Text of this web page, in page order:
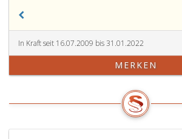
für
Sicherheit
im
Gesundheitwesen
Gesundheitswesen)
objektive
Gründe
In Kraft seit 16.07.2009 bis 31.01.2022
MERKEN